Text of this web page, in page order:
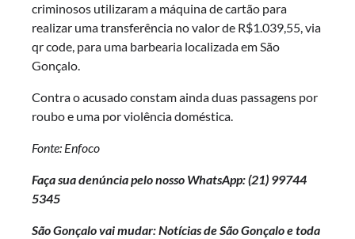
criminosos utilizaram a máquina de cartão para
realizar uma transferência no valor de R$1.039,55, via
qr code, para uma barbearia localizada em São
Gonçalo.
Contra o acusado constam ainda duas passagens por
roubo e uma por violência doméstica.
Fonte: Enfoco
Faça sua denúncia pelo nosso WhatsApp: (21) 99744
5345
São Gonçalo vai mudar: Notícias de São Gonçalo e toda